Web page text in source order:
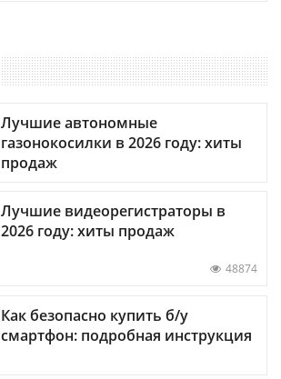
Лучшие автономные
газонокосилки в 2026 году: хиты
продаж
Лучшие видеорегистраторы в
2026 году: хиты продаж
48874
Как безопасно купить б/у
смартфон: подробная инструкция